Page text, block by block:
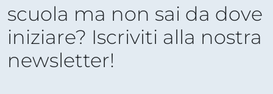
scuola ma non sai da dove
iniziare? Iscriviti alla nostra
newsletter!